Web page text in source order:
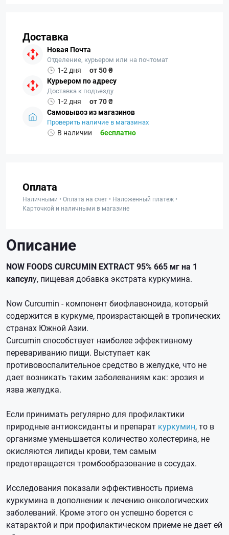
Доставка
Новая Почта
Отделение, курьером или на почтомат
1-2 дня
от 50 ₴
Курьером по адресу
Доставка к подъезду
1-2 дня
от 70 ₴
Самовывоз из магазинов
Проверить наличие в магазинах
В наличии бесплатно
Оплата
Наличными • Оплата на счет • Наложенный платеж •
Карточкой и наличными в магазине
Описание
NOW FOODS CURCUMIN EXTRACT 95% 665 мг на 1
капсулу, пищевая добавка экстрата куркумина.
Now Curcumin - компонент биофлавоноида, который
содержится в куркуме, произрастающей в тропических
странах Южной Азии.
Curcumin способствует наиболее эффективному
перевариванию пищи. Выступает как
противовоспалительное средство в желудке, что не
дает возникать таким заболеваниям как: эрозия и
язва желудка.
Если принимать регулярно для профилактики
природные антиоксиданты и препарат куркумин, то в
организме уменьшается количество холестерина, не
окисляются липиды крови, тем самым
предотвращается тромбообразование в сосудах.
Исследования показали эффективность приема
куркумина в дополнении к лечению онкологических
заболеваний. Кроме этого он успешно борется с
катарактой и при профилактическом приеме не дает ей